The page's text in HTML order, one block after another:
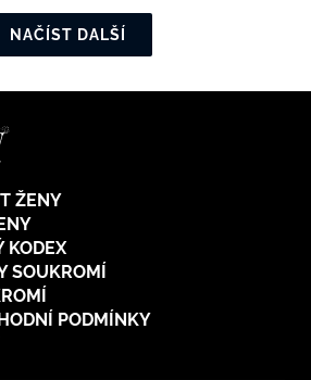
NAČÍST DALŠÍ
ŽENY
KODEX
SOUKROMÍ
PODMÍNKY